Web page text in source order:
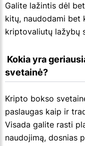
Galite lažintis dėl
kitų, naudodami bet
kriptovaliutų lažybų
svetainė?
Kripto bokso
paslaugas kaip ir
Visada galite rasti
naudojimą, dosnias